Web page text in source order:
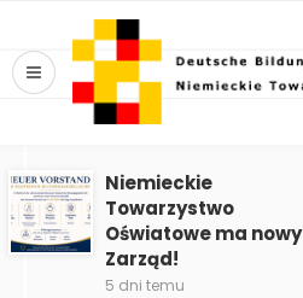
Niemieckie
Towarzystwo
Oświatowe ma nowy
Zarząd!
5 dni temu